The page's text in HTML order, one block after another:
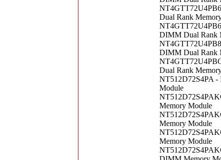
Dual Rank
DIMM Dual Rank
DIMM Dual Rank
Dual Rank
NT512D72S4PA
Module
Memory Module
Memory Module
Memory Module